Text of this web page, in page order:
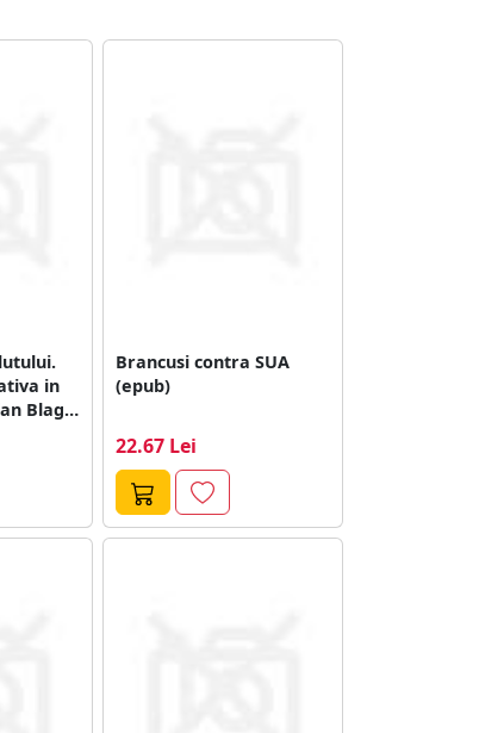
in
Blaga
Brancusi contra SUA
(epub)
22.67 Lei